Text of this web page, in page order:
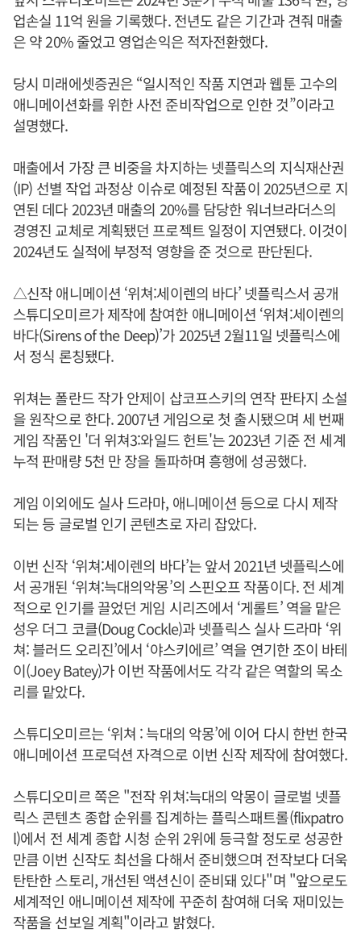
업손실 11억 원을 기록했다. 전년도 같은 기간과 견줘 매출
은 약 20% 줄었고 영업손익은 적자전환했다.
당시 미래에셋증권은 “일시적인 작품 지연과 웹툰 고수의
애니메이션화를 위한 사전 준비작업으로 인한 것”이라고
설명했다.
매출에서 가장 큰 비중을 차지하는 넷플릭스의 지식재산권
(IP) 선별 작업 과정상 이슈로 예정된 작품이 2025년으로 지
연된 데다 2023년 매출의 20%를 담당한 워너브라더스의
경영진 교체로 계획됐던 프로젝트 일정이 지연됐다. 이것이
2024년도 실적에 부정적 영향을 준 것으로 판단된다.
△신작 애니메이션 ‘위쳐:세이렌의 바다’ 넷플릭스서 공개
스튜디오미르가 제작에 참여한 애니메이션 ‘위쳐:세이렌의
바다(Sirens of the Deep)’가 2025년 2월11일 넷플릭스에
서 정식 론칭됐다.
위쳐는 폴란드 작가 안제이 삽코프스키의 연작 판타지 소설
을 원작으로 한다. 2007년 게임으로 첫 출시됐으며 세 번째
게임 작품인 '더 위쳐3:와일드 헌트'는 2023년 기준 전 세계
누적 판매량 5천 만 장을 돌파하며 흥행에 성공했다.
게임 이외에도 실사 드라마, 애니메이션 등으로 다시 제작
되는 등 글로벌 인기 콘텐츠로 자리 잡았다.
이번 신작 ‘위쳐:세이렌의 바다’는 앞서 2021년 넷플릭스에
서 공개된 ‘위쳐:늑대의악몽’의 스핀오프 작품이다. 전 세계
적으로 인기를 끌었던 게임 시리즈에서 ‘게롤트’ 역을 맡은
성우 더그 코클(Doug Cockle)과 넷플릭스 실사 드라마 ‘위
쳐: 블러드 오리진’에서 ‘야스키에르’ 역을 연기한 조이 바테
이(Joey Batey)가 이번 작품에서도 각각 같은 역할의 목소
리를 맡았다.
스튜디오미르는 ‘위쳐 : 늑대의 악몽’에 이어 다시 한번 한국
애니메이션 프로덕션 자격으로 이번 신작 제작에 참여했다.
스튜디오미르 쪽은 "전작 위쳐:늑대의 악몽이 글로벌 넷플
릭스 콘텐츠 종합 순위를 집계하는 플릭스패트롤(flixpatro
l)에서 전 세계 종합 시청 순위 2위에 등극할 정도로 성공한
만큼 이번 신작도 최선을 다해서 준비했으며 전작보다 더욱
탄탄한 스토리, 개선된 액션신이 준비돼 있다"며 "앞으로도
세계적인 애니메이션 제작에 꾸준히 참여해 더욱 재미있는
작품을 선보일 계획"이라고 밝혔다.